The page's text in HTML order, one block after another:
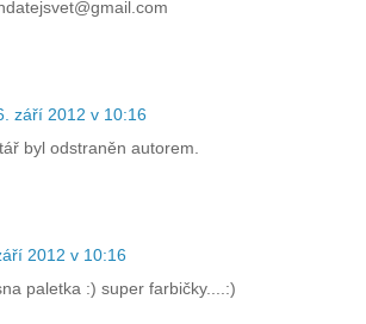
září 2012 v 10:16
byl odstraněn autorem.
2012 v 10:16
paletka :) super farbičky....:)